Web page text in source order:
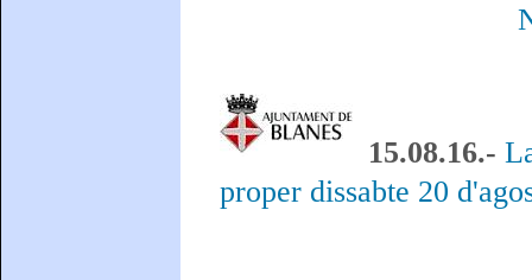
15.08.16.-
proper dissabte 20